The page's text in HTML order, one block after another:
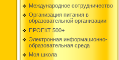
Международное сотрудничество
Организация питания в
образовательной организации
ПРОЕКТ 500+
Электронная информационно-
образовательная среда
Моя школа